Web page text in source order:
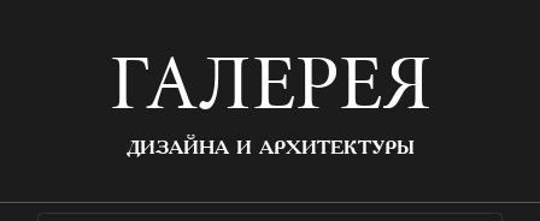
ГАЛЕРЕЯ
ДИЗАЙНА И АРХИТЕКТУРЫ